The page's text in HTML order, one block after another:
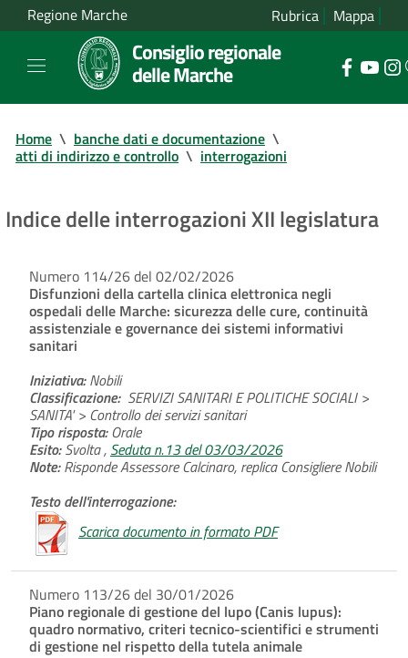
Regione Marche Rubrica Mappa
Consiglio regionale
delle Marche
Home \ banche dati e documentazione \
atti di indirizzo e controllo \ interrogazioni
Indice delle interrogazioni XII legislatura
Numero 114/26 del 02/02/2026
Disfunzioni della cartella clinica elettronica negli
ospedali delle Marche: sicurezza delle cure, continuità
assistenziale e governance dei sistemi informativi
sanitari
Iniziativa:Nobili
Classificazione: SERVIZI SANITARI E POLITICHE SOCIALI >
SANITA' > Controllo dei servizi sanitari
Tipo risposta:Orale
Esito:Svolta , Seduta n.13 del 03/03/2026
Note:Risponde Assessore Calcinaro, replica Consigliere Nobili
Testo dell'interrogazione:
Scarica documento in formato PDF
Numero 113/26 del 30/01/2026
Piano regionale di gestione del lupo (Canis lupus):
quadro normativo, criteri tecnico-scientifici e strumenti
di gestione nel rispetto della tutela animale